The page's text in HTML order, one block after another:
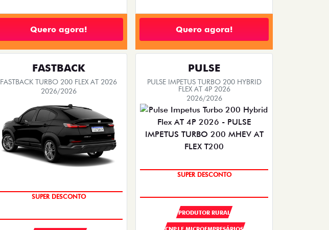
Quero agora! Quero agora!
FASTBACK
FASTBACK TURBO 200 FLEX AT 2026
2026/2026
SUPER DESCONTO
PULSE
PULSE IMPETUS TURBO 200 HYBRID
FLEX AT 4P 2026
2026/2026
SUPER DESCONTO
PRODUTOR RURAL